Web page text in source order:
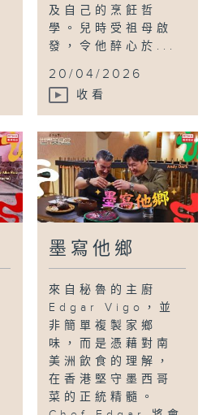
及自己的烹飪哲
學。兒時受祖母啟
發，令他醉心於...
20/04/2026
收看
墨寫他鄉
來自秘魯的主廚
Edgar Vigo，並
非簡單複製家鄉
味，而是憑藉對南
美洲飲食的理解，
在香港堅守墨西哥
菜的正統精髓。